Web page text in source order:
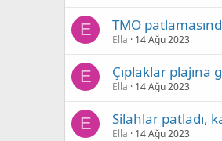
E TMO
Ella 14 Ağu 2023
E Çıplaklar plajına
Ella 14 Ağu 2023
E Silahlar patladı,
Ella 14 Ağu 2023